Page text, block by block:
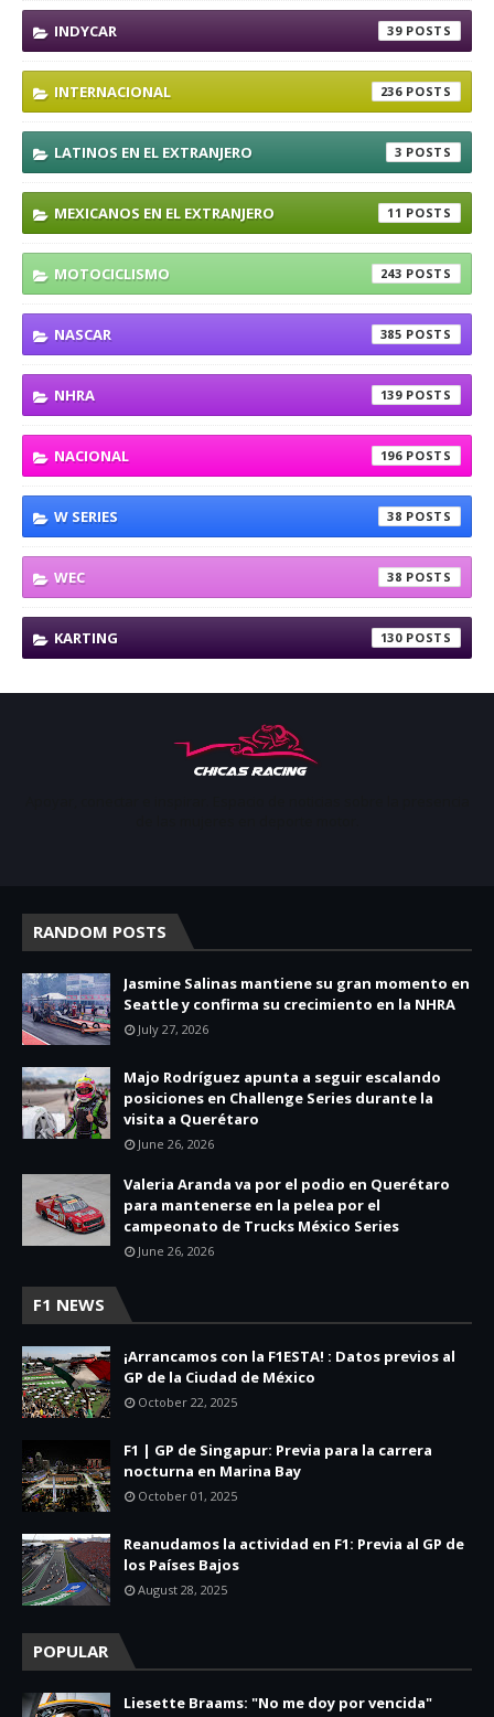
INDYCAR 39
INTERNACIONAL 236
LATINOS EN EL EXTRANJERO 3
MEXICANOS EN EL EXTRANJERO 11
MOTOCICLISMO 243
NASCAR 385
NHRA 139
NACIONAL 196
W SERIES 38
WEC 38
KARTING 130
RANDOM POSTS
Jasmine Salinas mantiene su gran momento en
Seattle y confirma su crecimiento en la NHRA
July 27, 2026
Majo Rodríguez apunta a seguir escalando
posiciones en Challenge Series durante la
visita a Querétaro
June 26, 2026
Valeria Aranda va por el podio en Querétaro
para mantenerse en la pelea por el
campeonato de Trucks México Series
June 26, 2026
F1 NEWS
¡Arrancamos con la F1ESTA! : Datos previos al
GP de la Ciudad de México
October 22, 2025
F1 | GP de Singapur: Previa para la carrera
nocturna en Marina Bay
October 01, 2025
Reanudamos la actividad en F1: Previa al GP de
los Países Bajos
August 28, 2025
POPULAR
Liesette Braams: "No me doy por vencida"